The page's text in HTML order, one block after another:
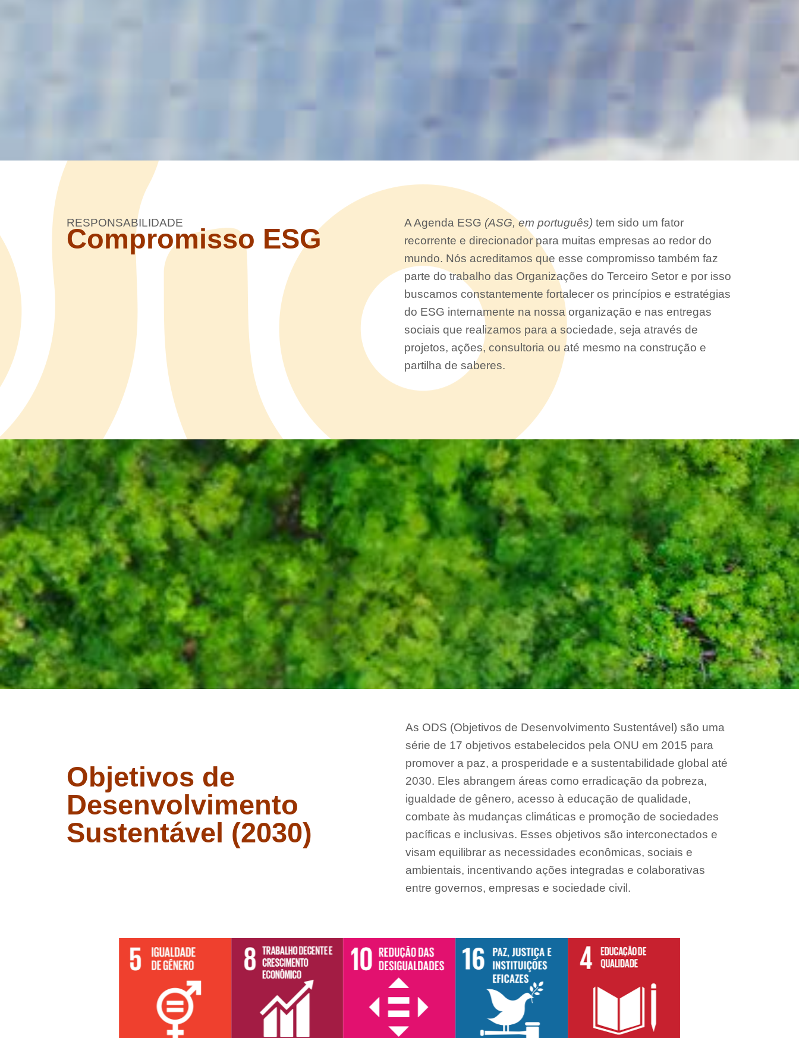
RESPONSABILIDADE
Compromisso ESG
A Agenda ESG (ASG, em português) tem sido um fator
recorrente e direcionador para muitas empresas ao redor do
mundo. Nós acreditamos que esse compromisso também faz
parte do trabalho das Organizações do Terceiro Setor e por isso
buscamos constantemente fortalecer os princípios e estratégias
do ESG internamente na nossa organização e nas entregas
sociais que realizamos para a sociedade, seja através de
projetos, ações, consultoria ou até mesmo na construção e
partilha de saberes.
Objetivos de
Desenvolvimento
Sustentável (2030)
As ODS (Objetivos de Desenvolvimento Sustentável) são uma
série de 17 objetivos estabelecidos pela ONU em 2015 para
promover a paz, a prosperidade e a sustentabilidade global até
2030. Eles abrangem áreas como erradicação da pobreza,
igualdade de gênero, acesso à educação de qualidade,
combate às mudanças climáticas e promoção de sociedades
pacíficas e inclusivas. Esses objetivos são interconectados e
visam equilibrar as necessidades econômicas, sociais e
ambientais, incentivando ações integradas e colaborativas
entre governos, empresas e sociedade civil.